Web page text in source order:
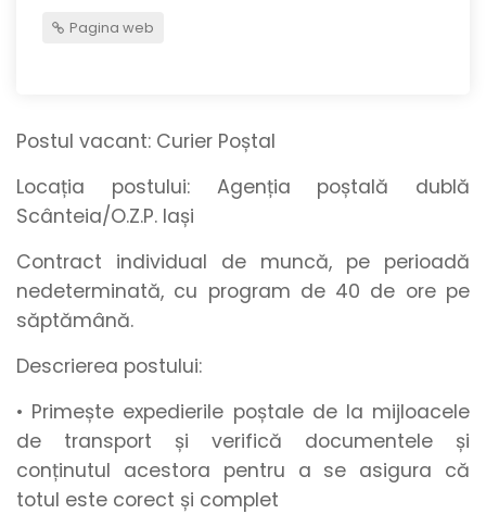
Pagina web
Postul vacant: Curier Poștal
Locația postului:Agenția poștală dublă
Scânteia/O.Z.P. Iași
Contract individual de muncă, pe perioadă
nedeterminată, cu program de 40 de ore pe
săptămână.
Descrierea postului:
• Primește expedierile poștale de la mijloacele
de transport și verifică documentele și
conținutul acestora pentru a se asigura că
totul este corect și complet